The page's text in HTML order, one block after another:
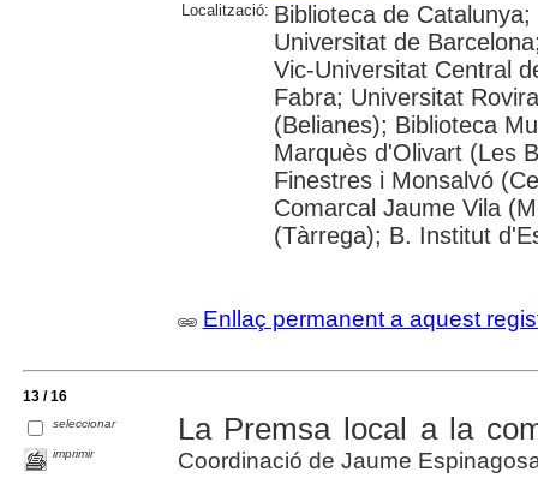
Localització: Biblioteca de
Universitat de
Vic-Universitat Central
Fabra; Universitat
(Belianes); Biblioteca
Marquès d'Olivart (Les
Finestres i Monsalvó
Comarcal Jaume Vila
(Tàrrega); B. Institut
Enllaç permanent a aquest
13 / 16
seleccionar
imprimir
La Premsa local a la
Coordinació de Jaume